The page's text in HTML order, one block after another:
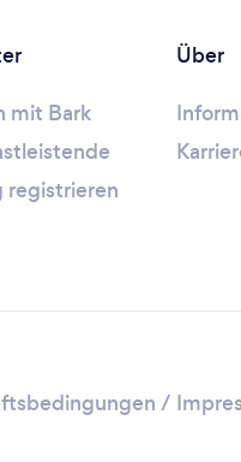
mit Bark
registrieren
Über
/